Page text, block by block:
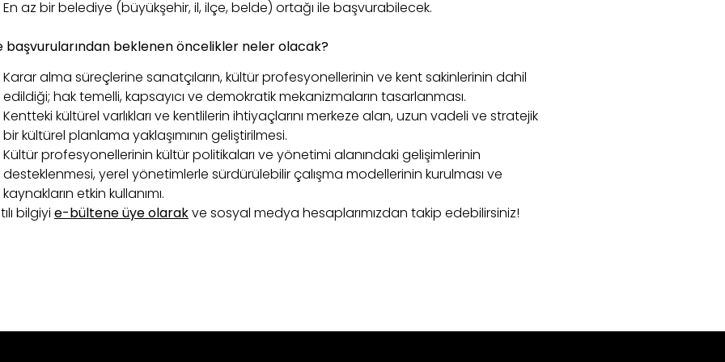
En az bir belediye (büyükşehir, il, ilçe, belde) ortağı ile başvurabilecek.
başvurularından beklenen öncelikler neler olacak?
Karar alma süreçlerine sanatçıların, kültür profesyonellerinin ve kent sakinlerinin dahil
edildiği; hak temelli, kapsayıcı ve demokratik mekanizmaların tasarlanması.
Kentteki kültürel varlıkları ve kentlilerin ihtiyaçlarını merkeze alan, uzun vadeli ve stratejik
bir kültürel planlama yaklaşımının geliştirilmesi.
Kültür profesyonellerinin kültür politikaları ve yönetimi alanındaki gelişimlerinin
desteklenmesi, yerel yönetimlerle sürdürülebilir çalışma modellerinin kurulması ve
kaynakların etkin kullanımı.
bilgiyi e-bültene üye olarakve sosyal medya hesaplarımızdan takip edebilirsiniz!